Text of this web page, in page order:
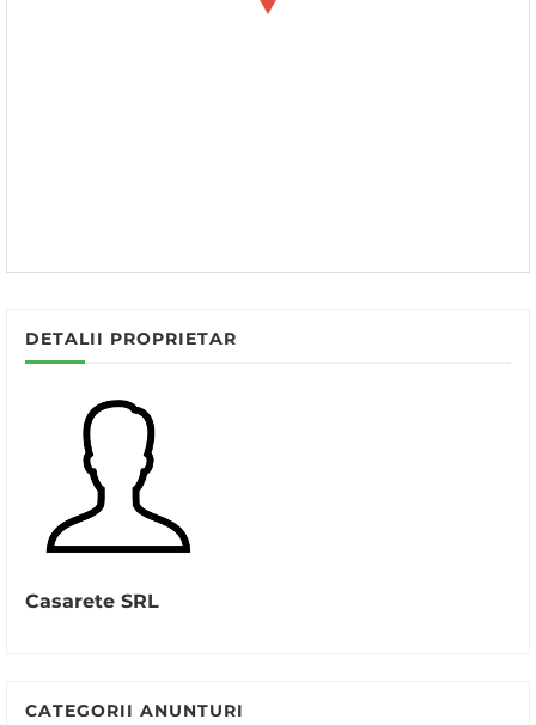
DETALII PROPRIETAR
Casarete SRL
CATEGORII ANUNTURI